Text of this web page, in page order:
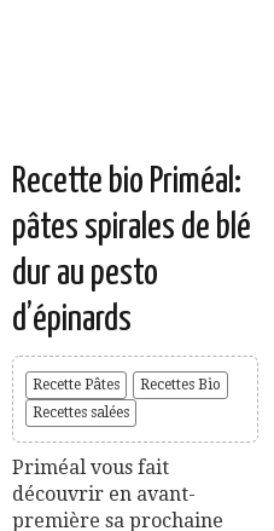
Recette bio Priméal:
pâtes spirales de blé
dur au pesto
d’épinards
Recette Pâtes
Recettes Bio
Recettes salées
Priméal vous fait
découvrir en avant-
première sa prochaine